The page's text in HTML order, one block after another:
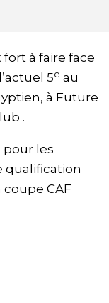
à faire face
5e au
à Future
.
pour les
qualification
CAF